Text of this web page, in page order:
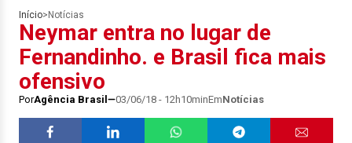
Início> Notícias
Neymar entra no lugar de
Fernandinho. e Brasil fica mais
ofensivo
PorAgência Brasil 03/06/18 - 12h10minEmNotícias